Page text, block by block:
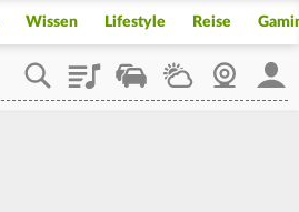
Wissen Lifestyle Reise
PlaylistStaupilotWetterWebcam